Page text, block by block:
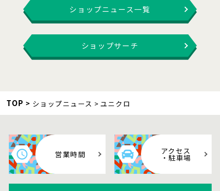
ショップニュース一覧
ショップサーチ
TOP ショップニュース ユニクロ
営業時間 アクセス
・駐車場